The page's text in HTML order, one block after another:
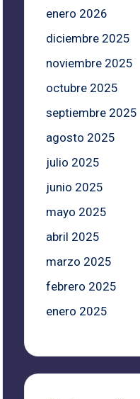
enero 2026
diciembre 2025
noviembre 2025
octubre 2025
septiembre 2025
agosto 2025
julio 2025
junio 2025
mayo 2025
abril 2025
marzo 2025
febrero 2025
enero 2025